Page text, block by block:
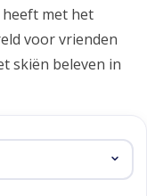
heeft met het
voor vrienden
skiën beleven in